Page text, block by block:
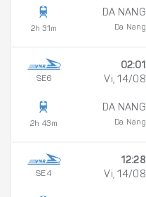
2h 31m
DA NANG
Da Nang
SE6
2h 43m
02:01
Vi, 14/08
DA NANG
Da Nang
SE4
12:28
Vi, 14/08